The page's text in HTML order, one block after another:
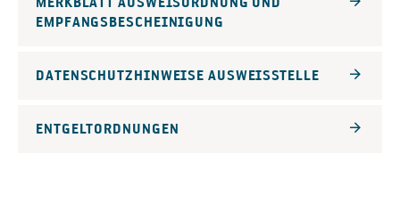
EMPFANGSBESCHEINIGUNG
DATENSCHUTZHINWEISE AUSWEISSTELLE
ENTGELTORDNUNGEN